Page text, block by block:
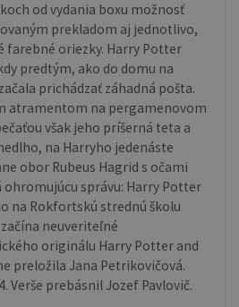
od vydania boxu možnosť
prekladom aj jednotlivo,
farebné oriezky. Harry Potter
predtým, ako do domu na
prichádzať záhadná pošta.
atramentom na pergamenovom
však jeho príšerná teta a
na Harryho jedenáste
obor Rubeus Hagrid s očami
ohromujúcu správu: Harry Potter
na Rokfortskú strednú školu
neuveriteľné
originálu Harry Potter and
preložila Jana Petrikovičová.
Verše prebásnil Jozef Pavlovič.